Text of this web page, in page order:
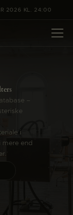
2026 KL. 24:00
–
i
end